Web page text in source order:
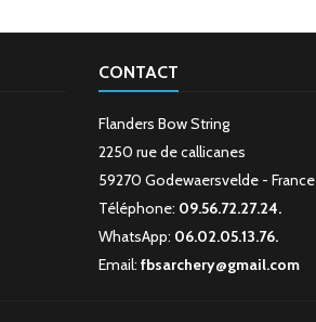
CONTACT
Flanders Bow String
2250 rue de callicanes
59270 Godewaersvelde - France
Téléphone: 09.56.72.27.24.
WhatsApp: 06.02.05.13.76.
Email: fbsarchery@gmail.com